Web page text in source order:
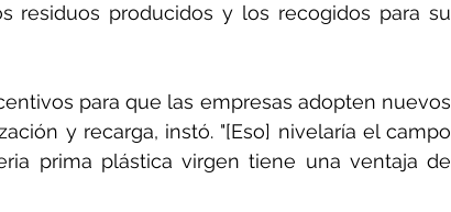
residuos producidos y los recogidos para su
para que las empresas adopten nuevos
y recarga, instó. "[Eso] nivelaría el campo
prima plástica virgen tiene una ventaja de